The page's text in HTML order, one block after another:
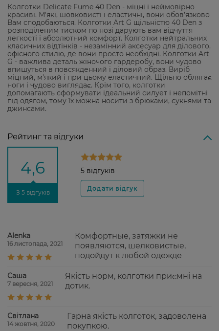
Колготки Delicate Fume 40 Den - міцні і неймовірно
красиві. М'які, шовковисті і еластичні, вони обов’язково
Вам сподобаються. Колготки Art G щільністю 40 Den з
розподіленим тиском по нозі дарують вам відчуття
легкості і абсолютний комфорт. Колготки нейтральних
класичних відтінків - незамінний аксесуар для ділового,
офісного стилю, де вони просто необхідні. Колготки Art
G - важлива деталь жіночого гардеробу, вони чудово
впишуться в повсякденний і діловий образ. Виріб
міцний, м'який і при цьому еластичний. Щільно облягає
ноги і чудово виглядає. Крім того, колготки
допомагають сформувати ідеальний силует і непомітні
під одягом, тому їх можна носити з брюками, сукнями та
джинсами.
Рейтинг та відгуки
4,6
З 5 відгуків
5 відгуків
Alenka
16 листопада, 2021
Комфортные, затяжки не
появляются, шелковистые,
подойдут к любой одежде
Саша
7 вересня, 2021
Якість норм, колготки приємні на
дотик.
Світлана
14 жовтня, 2020
Гарна якість колготок, задоволена
покупкою.